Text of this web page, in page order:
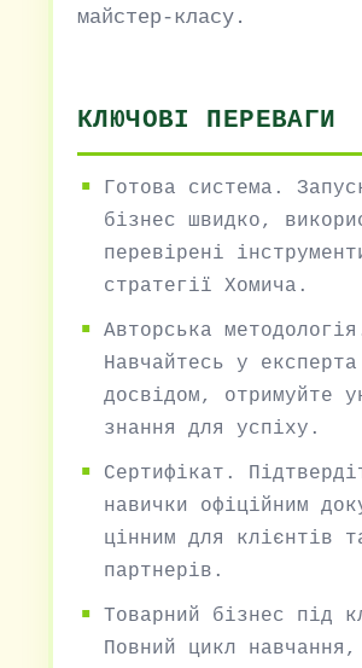
майстер-класу.
КЛЮЧОВІ ПЕРЕВАГИ
Готова система.
бізнес швидко,
перевірені
стратегії Хомича.
Авторська
Навчайтесь у
досвідом, отримуйте
знання для успіху.
Сертифікат.
навички офіційним
цінним для клієнтів
партнерів.
Товарний бізнес під
Повний цикл